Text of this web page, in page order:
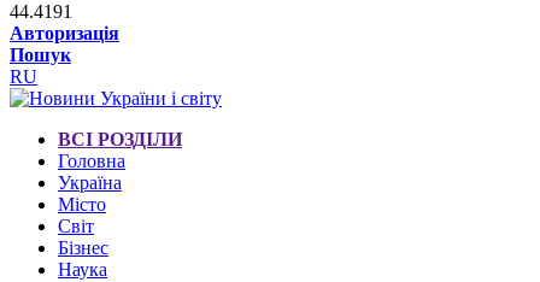
44.4191
Авторизація
Пошук
RU
ВСІ РОЗДІЛИ
Головна
Україна
Місто
Світ
Бізнес
Наука